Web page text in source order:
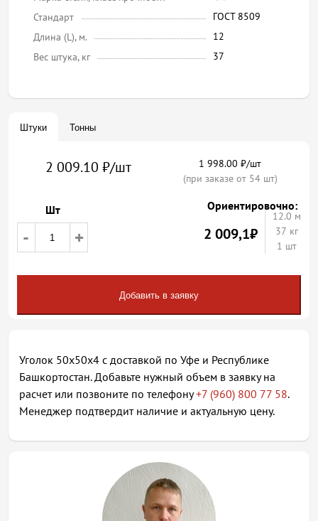
Стандарт
ГОСТ 8509
Длина (L), м.
12
Вес штука, кг
37
Штуки Тонны
2 009.10 ₽/шт
1 998.00 ₽/шт
(при заказе от 54 шт)
Шт
- +
Ориентировочно:
2 009,1₽
12.0 м
37 кг
1 шт
Добавить в заявку
Уголок 50х50х4 с доставкой по Уфе и Республике
Башкортостан. Добавьте нужный объем в заявку на
расчет или позвоните по телефону+7 (960) 800 77 58.
Менеджер подтвердит наличие и актуальную цену.